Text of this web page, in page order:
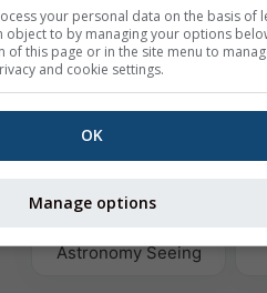
Seizoensvoorspelling
Astronomy Seeing
your personal data on the basis of
object to by managing your options
of this page or in the site menu to
and cookie settings.
OK
Manage options